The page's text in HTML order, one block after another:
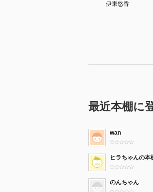
伊東悠香
最近本棚に
wan
ヒラちゃんの本
のんちゃん